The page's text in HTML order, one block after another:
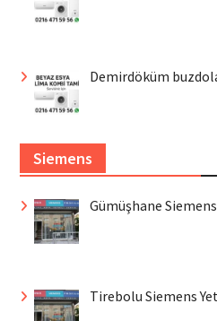
Demirdöküm
Siemens
Gümüşhane
Tirebolu Siemens